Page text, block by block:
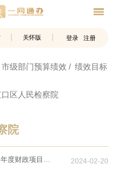
关怀版 登录 注册
级部门预算绩效 / 绩效目标
区人民检察院
院
2024-02-20